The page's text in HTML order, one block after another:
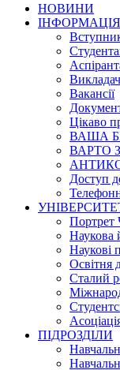
НОВИНИ
ІНФОРМАЦІЯ
Вакансії
Цікаво
ВАША
ВАРТО
Доступ
Наукова
Наукові
Освітня
Сталий
ПІДРОЗДІЛИ